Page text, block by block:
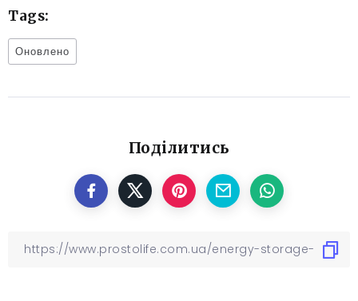
Tags:
Оновлено
Поділитись